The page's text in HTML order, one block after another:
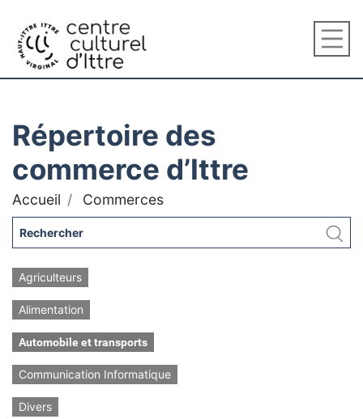
Répertoire des
commerce d’Ittre
Accueil Commerces
Agriculteurs
Alimentation
Automobile et transports
Communication Informatique
Divers